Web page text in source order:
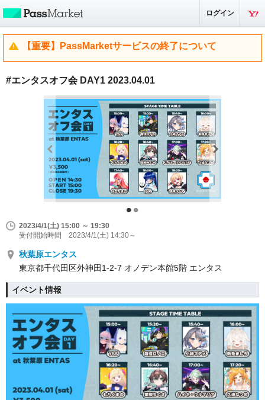
ログイン
【重要】PassMarketサービスの終了について
#エンタスオフ会 DAY1 2023.04.01
2023/4/1(土) 15:00 ～ 19:30
受付開始時間 2023/4/1(土) 14:30～
秋葉原エンタス
東京都千代田区外神田1-2-7 オノデン本館5階 エンタス
イベント情報